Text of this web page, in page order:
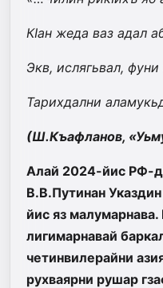
КIан жеда ваз адал
Экв, ислягьвал,
Тарихдални
(Ш.Къафланов,
Алай 2024-йис РФ-
В.В.Путинан
йис яз малумар­нава.
лигимарнавай
четинвилерайни
рухваярни рушар